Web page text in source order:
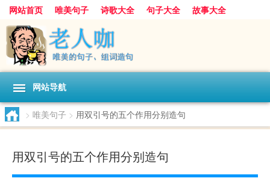
网站首页 唯美句子 诗歌大全 句子大全
故事大全
人生感悟
其他美文 美文欣赏
感人故事
句子分类
网站导航
> 唯美句子 > 用双引号的五个作用分别造句
用双引号的五个作用分别造句